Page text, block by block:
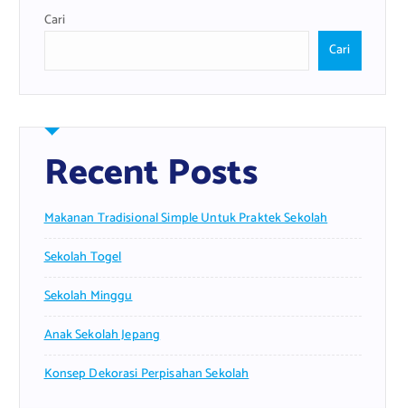
Cari
Cari
Recent Posts
Makanan Tradisional Simple Untuk Praktek Sekolah
Sekolah Togel
Sekolah Minggu
Anak Sekolah Jepang
Konsep Dekorasi Perpisahan Sekolah